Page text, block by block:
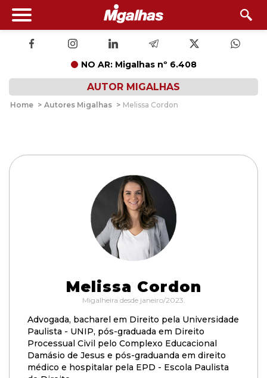
NO AR: Migalhas nº 6.408
AUTOR MIGALHAS
Home > Autores Migalhas > Melissa Cordon
Melissa Cordon
Migalheira desde janeiro/2023.
Advogada, bacharel em Direito pela Universidade
Paulista - UNIP, pós-graduada em Direito
Processual Civil pelo Complexo Educacional
Damásio de Jesus e pós-graduanda em direito
médico e hospitalar pela EPD - Escola Paulista